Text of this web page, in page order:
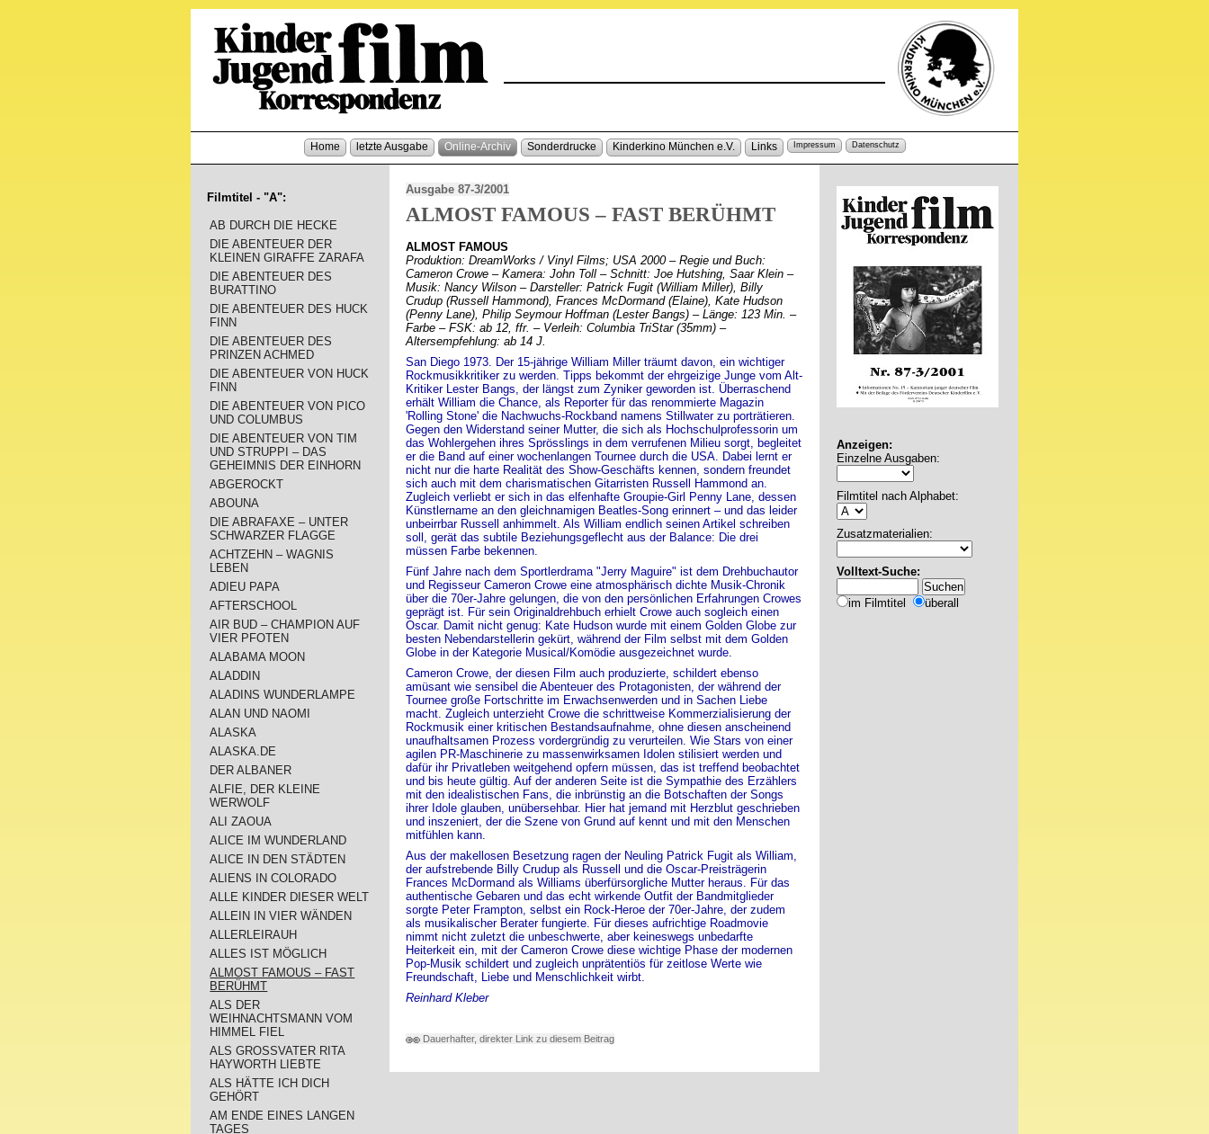
Home letzte Ausgabe Online-Archiv Sonderdrucke Kinderkino München e.V. Links Impressum Datenschutz
Ausgabe 87-3/2001
ALMOST FAMOUS – FAST BERÜHMT
ALMOST FAMOUS
Produktion: DreamWorks / Vinyl Films; USA 2000 – Regie und Buch:
Cameron Crowe – Kamera: John Toll – Schnitt: Joe Hutshing, Saar Klein –
Musik: Nancy Wilson – Darsteller: Patrick Fugit (William Miller), Billy
Crudup (Russell Hammond), Frances McDormand (Elaine), Kate Hudson
(Penny Lane), Philip Seymour Hoffman (Lester Bangs) – Länge: 123 Min. –
Farbe – FSK: ab 12, ffr. – Verleih: Columbia TriStar (35mm) –
Altersempfehlung: ab 14 J.
San Diego 1973. Der 15-jährige William Miller träumt davon, ein wichtiger
Rockmusikkritiker zu werden. Tipps bekommt der ehrgeizige Junge vom Alt-
Kritiker Lester Bangs, der längst zum Zyniker geworden ist. Überraschend
erhält William die Chance, als Reporter für das renommierte Magazin
'Rolling Stone' die Nachwuchs-Rockband namens Stillwater zu porträtieren.
Gegen den Widerstand seiner Mutter, die sich als Hochschulprofessorin um
das Wohlergehen ihres Sprösslings in dem verrufenen Milieu sorgt, begleitet
er die Band auf einer wochenlangen Tournee durch die USA. Dabei lernt er
nicht nur die harte Realität des Show-Geschäfts kennen, sondern freundet
sich auch mit dem charismatischen Gitarristen Russell Hammond an.
Zugleich verliebt er sich in das elfenhafte Groupie-Girl Penny Lane, dessen
Künstlername an den gleichnamigen Beatles-Song erinnert – und das leider
unbeirrbar Russell anhimmelt. Als William endlich seinen Artikel schreiben
soll, gerät das subtile Beziehungsgeflecht aus der Balance: Die drei
müssen Farbe bekennen.
Fünf Jahre nach dem Sportlerdrama "Jerry Maguire" ist dem Drehbuchautor
und Regisseur Cameron Crowe eine atmosphärisch dichte Musik-Chronik
über die 70er-Jahre gelungen, die von den persönlichen Erfahrungen Crowes
geprägt ist. Für sein Originaldrehbuch erhielt Crowe auch sogleich einen
Oscar. Damit nicht genug: Kate Hudson wurde mit einem Golden Globe zur
besten Nebendarstellerin gekürt, während der Film selbst mit dem Golden
Globe in der Kategorie Musical/Komödie ausgezeichnet wurde.
Cameron Crowe, der diesen Film auch produzierte, schildert ebenso
amüsant wie sensibel die Abenteuer des Protagonisten, der während der
Tournee große Fortschritte im Erwachsenwerden und in Sachen Liebe
macht. Zugleich unterzieht Crowe die schrittweise Kommerzialisierung der
Rockmusik einer kritischen Bestandsaufnahme, ohne diesen anscheinend
unaufhaltsamen Prozess vordergründig zu verurteilen. Wie Stars von einer
agilen PR-Maschinerie zu massenwirksamen Idolen stilisiert werden und
dafür ihr Privatleben weitgehend opfern müssen, das ist treffend beobachtet
und bis heute gültig. Auf der anderen Seite ist die Sympathie des Erzählers
mit den idealistischen Fans, die inbrünstig an die Botschaften der Songs
ihrer Idole glauben, unübersehbar. Hier hat jemand mit Herzblut geschrieben
und inszeniert, der die Szene von Grund auf kennt und mit den Menschen
mitfühlen kann.
Aus der makellosen Besetzung ragen der Neuling Patrick Fugit als William,
der aufstrebende Billy Crudup als Russell und die Oscar-Preisträgerin
Frances McDormand als Williams überfürsorgliche Mutter heraus. Für das
authentische Gebaren und das echt wirkende Outfit der Bandmitglieder
sorgte Peter Frampton, selbst ein Rock-Heroe der 70er-Jahre, der zudem
als musikalischer Berater fungierte. Für dieses aufrichtige Roadmovie
nimmt nicht zuletzt die unbeschwerte, aber keineswegs unbedarfte
Heiterkeit ein, mit der Cameron Crowe diese wichtige Phase der modernen
Pop-Musik schildert und zugleich unprätentiös für zeitlose Werte wie
Freundschaft, Liebe und Menschlichkeit wirbt.
Reinhard Kleber
Dauerhafter, direkter Link zu diesem Beitrag
Filmtitel - "A":
AB DURCH DIE HECKE
DIE ABENTEUER DER
KLEINEN GIRAFFE ZARAFA
DIE ABENTEUER DES
BURATTINO
DIE ABENTEUER DES HUCK
FINN
DIE ABENTEUER DES
PRINZEN ACHMED
DIE ABENTEUER VON HUCK
FINN
DIE ABENTEUER VON PICO
UND COLUMBUS
DIE ABENTEUER VON TIM
UND STRUPPI – DAS
GEHEIMNIS DER EINHORN
ABGEROCKT
ABOUNA
DIE ABRAFAXE – UNTER
SCHWARZER FLAGGE
ACHTZEHN – WAGNIS
LEBEN
ADIEU PAPA
AFTERSCHOOL
AIR BUD – CHAMPION AUF
VIER PFOTEN
ALABAMA MOON
ALADDIN
ALADINS WUNDERLAMPE
ALAN UND NAOMI
ALASKA
ALASKA.DE
DER ALBANER
ALFIE, DER KLEINE
WERWOLF
ALI ZAOUA
ALICE IM WUNDERLAND
ALICE IN DEN STÄDTEN
ALIENS IN COLORADO
ALLE KINDER DIESER WELT
ALLEIN IN VIER WÄNDEN
ALLERLEIRAUH
ALLES IST MÖGLICH
ALMOST FAMOUS – FAST
BERÜHMT
ALS DER
WEIHNACHTSMANN VOM
HIMMEL FIEL
ALS GROSSVATER RITA
HAYWORTH LIEBTE
ALS HÄTTE ICH DICH
GEHÖRT
AM ENDE EINES LANGEN
TAGES
Anzeigen:
Einzelne Ausgaben:
Filmtitel nach Alphabet:
Zusatzmaterialien:
Volltext-Suche:
im Filmtitel überall